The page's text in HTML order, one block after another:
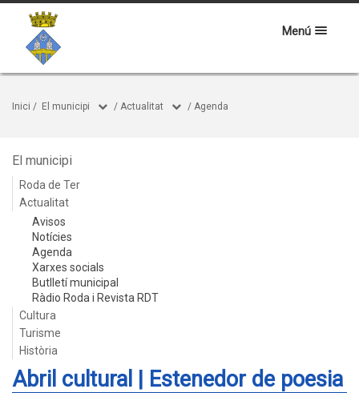
Menú
Inici / El municipi / Actualitat / Agenda
El municipi
Roda de Ter
Actualitat
Avisos
Notícies
Agenda
Xarxes socials
Butlletí municipal
Ràdio Roda i Revista RDT
Cultura
Turisme
Història
Abril cultural | Estenedor de poesia